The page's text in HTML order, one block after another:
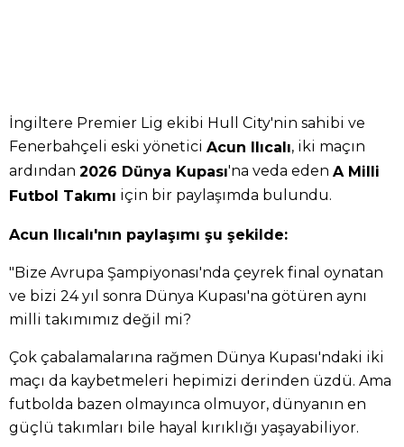
İngiltere Premier Lig ekibi Hull City'nin sahibi ve
Fenerbahçeli eski yönetici Acun Ilıcalı, iki maçın
ardından 2026 Dünya Kupası'na veda eden A Milli
Futbol Takımı için bir paylaşımda bulundu.
Acun Ilıcalı'nın paylaşımı şu şekilde:
"Bize Avrupa Şampiyonası'nda çeyrek final oynatan
ve bizi 24 yıl sonra Dünya Kupası'na götüren aynı
milli takımımız değil mi?
Çok çabalamalarına rağmen Dünya Kupası'ndaki iki
maçı da kaybetmeleri hepimizi derinden üzdü. Ama
futbolda bazen olmayınca olmuyor, dünyanın en
güçlü takımları bile hayal kırıklığı yaşayabiliyor.